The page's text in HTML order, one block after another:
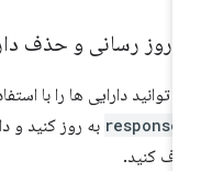
روز رسانی و حذف
توانید دارایی ها را با استفاده
به روز کنید و دارایی
کنید.